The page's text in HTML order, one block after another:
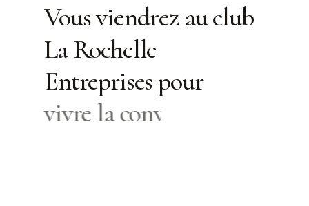
Vous viendrez au club
La Rochelle
Entreprises pour
vivre la convivialité